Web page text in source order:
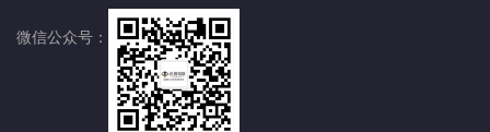
微信公众号：